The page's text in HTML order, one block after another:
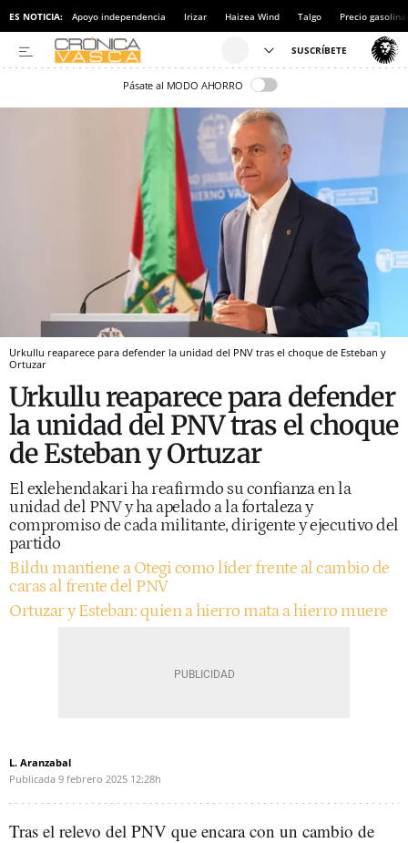
ES NOTICIA: Apoyo independencia Irizar Haizea Wind Talgo Precio gasolina
Pásate al MODO AHORRO
Urkullu reaparece para defender la unidad del PNV tras el choque de Esteban y
Ortuzar
Urkullu reaparece para defender
la unidad del PNV tras el choque
de Esteban y Ortuzar
El exlehendakari ha reafirmdo su confianza en la
unidad del PNV y ha apelado a la fortaleza y
compromiso de cada militante, dirigente y ejecutivo del
partido
Bildu mantiene a Otegi como líder frente al cambio de
caras al frente del PNV
Ortuzar y Esteban: quien a hierro mata a hierro muere
L. Aranzabal
Publicada 9 febrero 2025 12:28h
Tras el relevo del PNV que encara con un cambio de